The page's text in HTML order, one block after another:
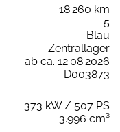
18.260 km
5
Blau
Zentrallager
ab ca. 12.08.2026
D003873
373 kW / 507 PS
3.996 cm³